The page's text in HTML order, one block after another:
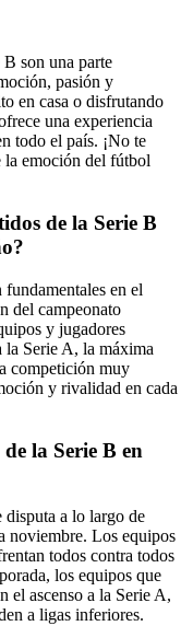
son una parte
pasión y
en casa o disfrutando
una experiencia
todo el país. ¡No te
la emoción del fútbol
de la Serie B
en el
del campeonato
y jugadores
la Serie A, la máxima
competición muy
y rivalidad en cada
la Serie B en
disputa a lo largo de
noviembre. Los equipos
todos contra todos
los equipos que
el ascenso a la Serie A,
a ligas inferiores.